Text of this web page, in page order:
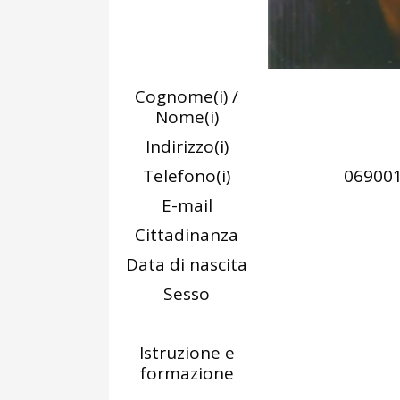
Cognome(i) /
Nome(i)
Indirizzo(i)
Telefono(i)
E-mail
Cittadinanza
Data di nascita
Sesso
Istruzione e
formazione